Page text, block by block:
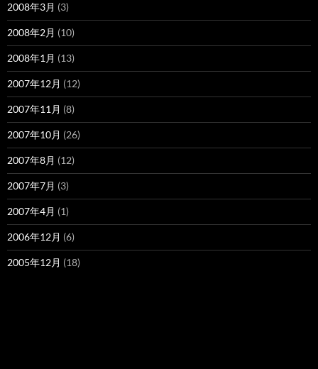
2008年3月 (3)
2008年2月 (10)
2008年1月 (13)
2007年12月 (12)
2007年11月 (8)
2007年10月 (26)
2007年8月 (12)
2007年7月 (3)
2007年4月 (1)
2006年12月 (6)
2005年12月 (18)